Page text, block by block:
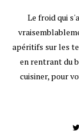
Le froid qui
apéritifs sur les
en rentrant du
cuisiner, pour